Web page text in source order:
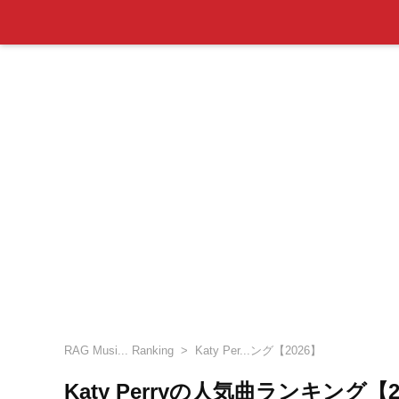
RAG Musi... Ranking Katy Per...ング【2026】
Katy Perryの人気曲ランキング【